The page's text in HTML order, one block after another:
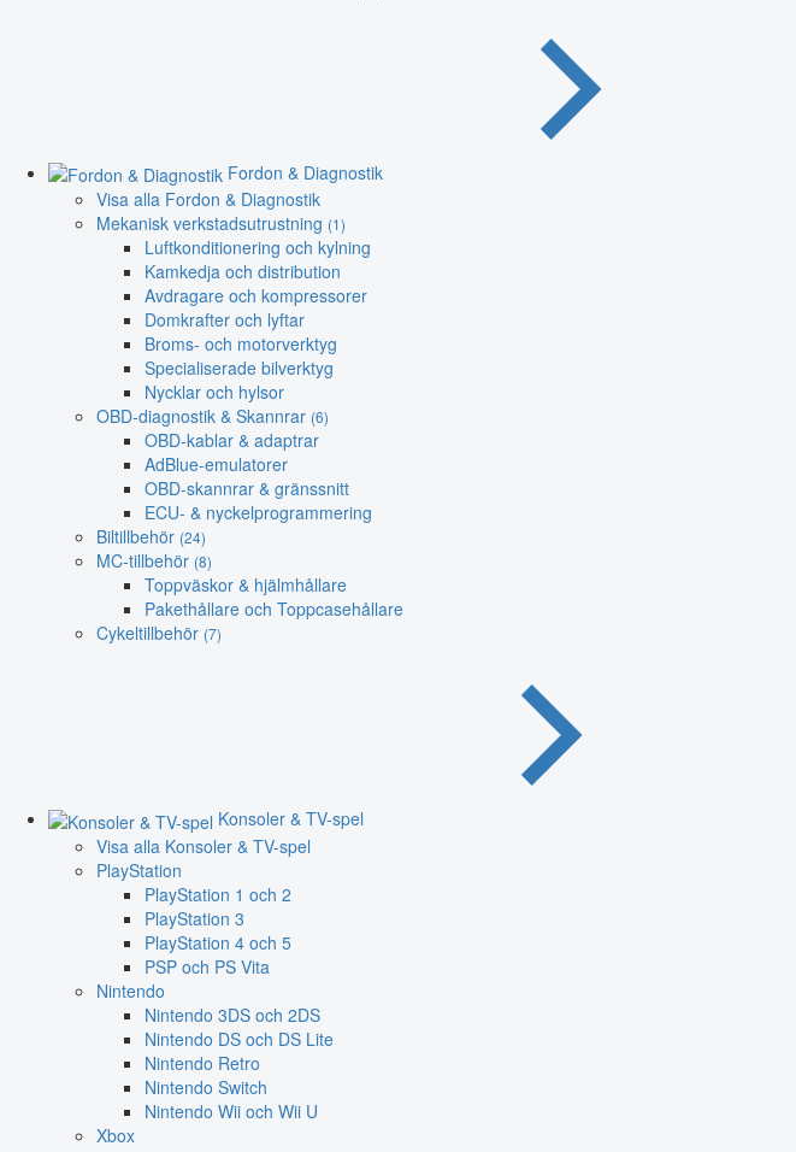
Fordon & Diagnostik
Visa alla Fordon & Diagnostik
Mekanisk verkstadsutrustning (1)
Luftkonditionering och kylning
Kamkedja och distribution
Avdragare och kompressorer
Domkrafter och lyftar
Broms- och motorverktyg
Specialiserade bilverktyg
Nycklar och hylsor
OBD-diagnostik & Skannrar (6)
OBD-kablar & adaptrar
AdBlue-emulatorer
OBD-skannrar & gränssnitt
ECU- & nyckelprogrammering
Biltillbehör (24)
MC-tillbehör (8)
Toppväskor & hjälmhållare
Pakethållare och Toppcasehållare
Cykeltillbehör (7)
Konsoler & TV-spel
Visa alla Konsoler & TV-spel
PlayStation
PlayStation 1 och 2
PlayStation 3
PlayStation 4 och 5
PSP och PS Vita
Nintendo
Nintendo 3DS och 2DS
Nintendo DS och DS Lite
Nintendo Retro
Nintendo Switch
Nintendo Wii och Wii U
Xbox